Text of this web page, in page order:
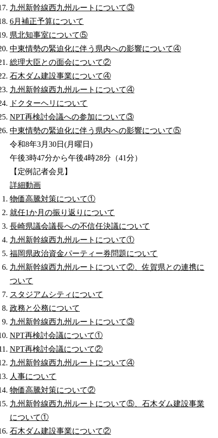
九州新幹線西九州ルートについて③
6月補正予算について
県北知事室について⑤
中東情勢の緊迫化に伴う県内への影響について④
総理大臣との面会について②
石木ダム建設事業について④
九州新幹線西九州ルートについて④
ドクターヘリについて
NPT再検討会議への参加について③
中東情勢の緊迫化に伴う県内への影響について⑤
令和8年3月30日(月曜日)
午後3時47分から午後4時28分（41分）
【定例記者会見】
詳細動画
物価高騰対策について①
就任1か月の振り返りについて
長崎県議会議長への不信任決議について
九州新幹線西九州ルートについて①
福岡県政治資金パーティー券問題について
九州新幹線西九州ルートについて②、佐賀県との連携に
ついて
スタジアムシティについて
政務と公務について
九州新幹線西九州ルートについて③
NPT再検討会議について①
NPT再検討会議について②
九州新幹線西九州ルートについて④
人事について
物価高騰対策について②
九州新幹線西九州ルートについて⑤、石木ダム建設事業
について①
石木ダム建設事業について②